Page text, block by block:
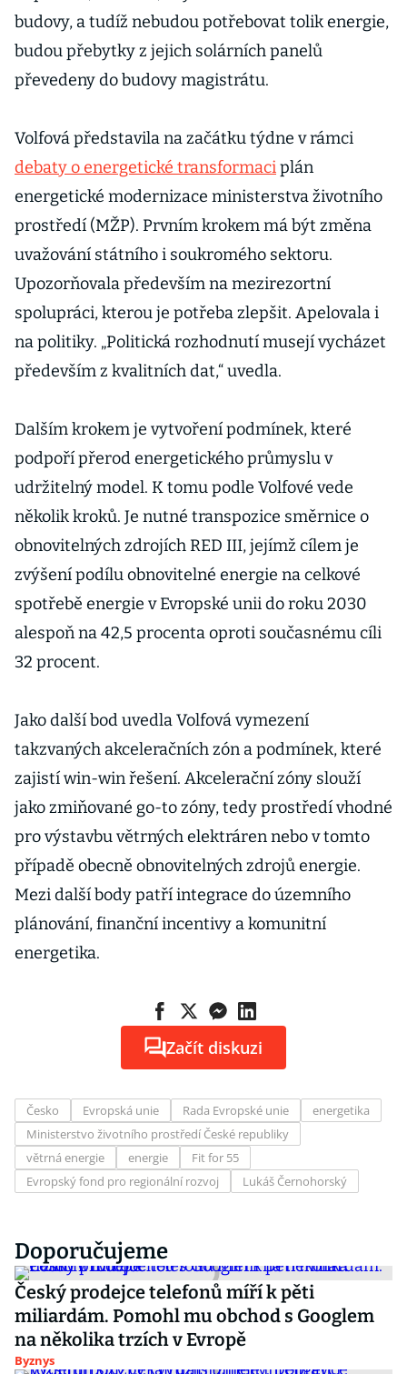
budovy, a tudíž nebudou potřebovat tolik energie,
budou přebytky z jejich solárních panelů
převedeny do budovy magistrátu.
Volfová představila na začátku týdne v rámci
debaty o energetické transformaciplán
energetické modernizace ministerstva životního
prostředí (MŽP). Prvním krokem má být změna
uvažování státního i soukromého sektoru.
Upozorňovala především na mezirezortní
spolupráci, kterou je potřeba zlepšit. Apelovala i
na politiky. „Politická rozhodnutí musejí vycházet
především z kvalitních dat,“ uvedla.
Dalším krokem je vytvoření podmínek, které
podpoří přerod energetického průmyslu v
udržitelný model. K tomu podle Volfové vede
několik kroků. Je nutné transpozice směrnice o
obnovitelných zdrojích RED III, jejímž cílem je
zvýšení podílu obnovitelné energie na celkové
spotřebě energie v Evropské unii do roku 2030
alespoň na 42,5 procenta oproti současnému cíli
32 procent.
Jako další bod uvedla Volfová vymezení
takzvaných akceleračních zón a podmínek, které
zajistí win-win řešení. Akcelerační zóny slouží
jako zmiňované go-to zóny, tedy prostředí vhodné
pro výstavbu větrných elektráren nebo v tomto
případě obecně obnovitelných zdrojů energie.
Mezi další body patří integrace do územního
plánování, finanční incentivy a komunitní
energetika.
Začít diskuzi
Česko Evropská unie Rada Evropské unie
energetika
Ministerstvo životního prostředí České republiky
větrná energie
energie
Fit for 55
Evropský fond pro regionální rozvoj
Lukáš Černohorský
Doporučujeme
Český prodejce telefonů míří k pěti
miliardám. Pomohl mu obchod s Googlem
na několika trzích v Evropě
Byznys